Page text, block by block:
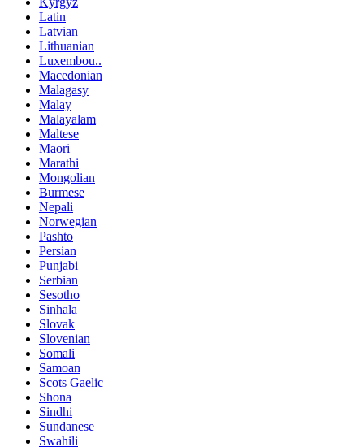
Latin
Latvian
Lithuanian
Luxembou..
Macedonian
Malagasy
Malay
Malayalam
Maltese
Maori
Marathi
Mongolian
Burmese
Nepali
Norwegian
Pashto
Persian
Punjabi
Serbian
Sesotho
Sinhala
Slovak
Slovenian
Somali
Samoan
Scots Gaelic
Shona
Sindhi
Sundanese
Swahili